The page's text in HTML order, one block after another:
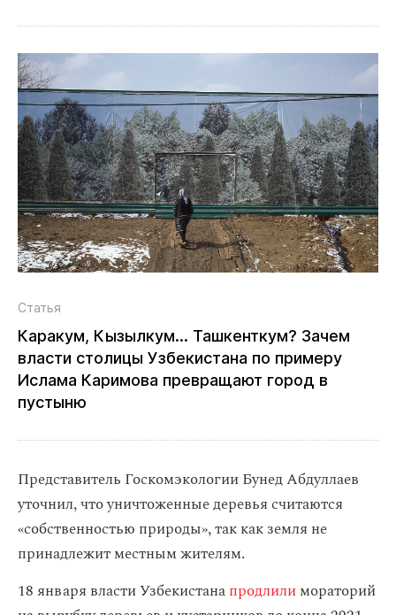
Статья
Каракум, Кызылкум... Ташкенткум? Зачем
власти столицы Узбекистана по примеру
Ислама Каримова превращают город в
пустыню
Представитель Госкомэкологии Бунед Абдуллаев
уточнил, что уничтоженные деревья считаются
«собственностью природы», так как земля не
принадлежит местным жителям.
18 января власти Узбекистанапродлилимораторий